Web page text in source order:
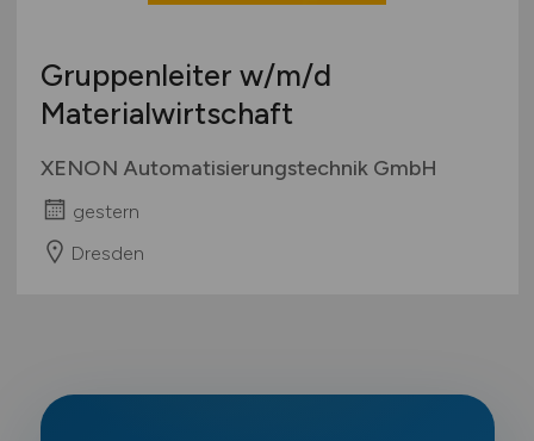
Gruppenleiter w/m/d
Materialwirtschaft
XENON Automatisierungstechnik GmbH
gestern
Dresden